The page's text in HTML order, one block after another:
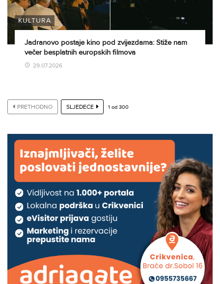
KULTURA
Jadranovo postaje kino pod zvijezdama: Stiže nam
večer besplatnih europskih filmova
29.07.2026
PRETHODNO SLJEDEĆE 1 od 300